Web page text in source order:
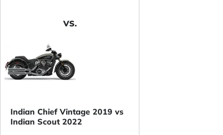
VS.
Indian Chief Vintage 2019 vs
Indian Scout 2022